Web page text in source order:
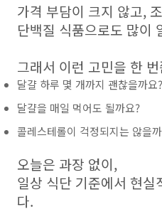
가격 부담이 크지 않고,
단백질 식품으로도 많이
그래서 이런 고민을 한
달걀 하루 몇 개까지 괜찮을까요?
달걀을 매일 먹어도 될까요?
콜레스테롤이 걱정되지는 않을
오늘은 과장 없이,
일상 식단 기준에서 현실
다.